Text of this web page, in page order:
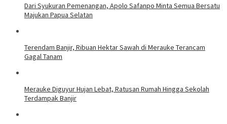
Dari Syukuran Pemenangan, Apolo Safanpo Minta Semua Bersatu
Majukan Papua Selatan
Terendam Banjir, Ribuan Hektar Sawah di Merauke Terancam
Gagal Tanam
Merauke Diguyur Hujan Lebat, Ratusan Rumah Hingga Sekolah
Terdampak Banjir